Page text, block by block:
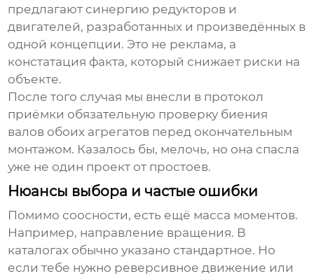
предлагают синергию редукторов и
двигателей, разработанных и произведённых в
одной концепции. Это не реклама, а
констатация факта, который снижает риски на
объекте.
После того случая мы внесли в протокол
приёмки обязательную проверку биения
валов обоих агрегатов перед окончательным
монтажом. Казалось бы, мелочь, но она спасла
уже не один проект от простоев.
Нюансы выбора и частые ошибки
Помимо соосности, есть ещё масса моментов.
Например, направление вращения. В
каталогах обычно указано стандартное. Но
если тебе нужно реверсивное движение или